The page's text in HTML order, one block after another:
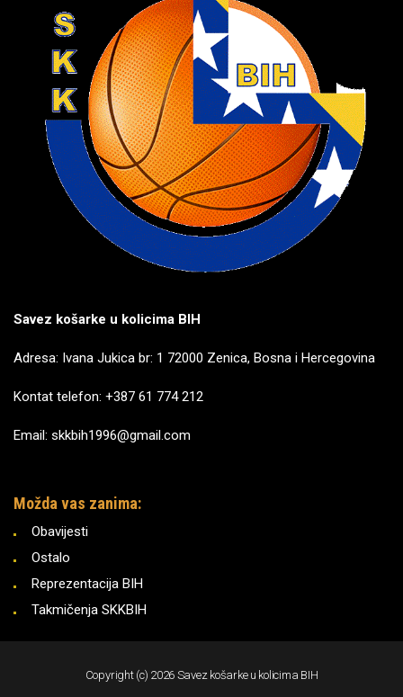
Savez košarke u kolicima BIH
Adresa: Ivana Jukica br: 1 72000 Zenica, Bosna i Hercegovina
Kontat telefon: +387 61 774 212
Email: skkbih1996@gmail.com
Možda vas zanima:
Obavijesti
Ostalo
Reprezentacija BIH
Takmičenja SKKBIH
Copyright (c) 2026 Savez košarke u kolicima BIH